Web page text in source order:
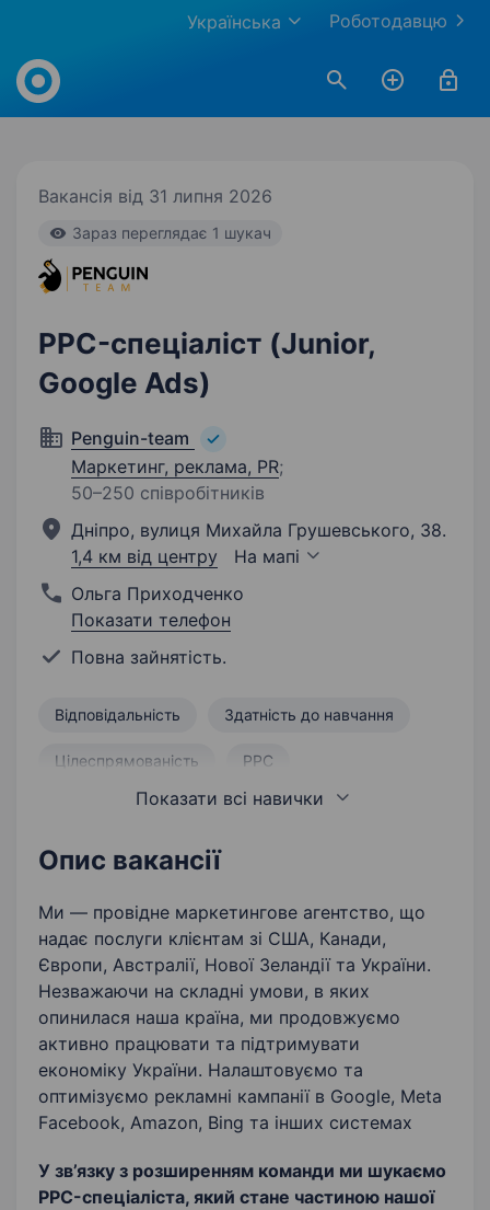
Роботодавцю
Українська
Work.ua
Вакансія від 31 липня 2026
Зараз переглядає 1 шукач
PPC-спеціаліст (Junior,
Google Ads)
Penguin-team
Маркетинг, реклама, PR;
50–250 співробітників
Дніпро, вулиця Михайла Грушевського, 38.
1,4 км від центру
На мапі
Ольга Приходченко
Показати телефон
Повна зайнятість.
Відповідальність Здатність до навчання
Цілеспрямованість PPC
Складання чеклістів Відкритість
Бажання вчитися і розвиватися
Показати всі навички
Опис вакансії
Ми — провідне маркетингове агентство, що
надає послуги клієнтам зі США, Канади,
Європи, Австралії, Нової Зеландії та України.
Незважаючи на складні умови, в яких
опинилася наша країна, ми продовжуємо
активно працювати та підтримувати
економіку України. Налаштовуємо та
оптимізуємо рекламні кампанії в Google, Meta
Facebook, Amazon, Bing та інших системах
У зв’язку з розширенням команди ми шукаємо
PPC-спеціаліста, який стане частиною нашої